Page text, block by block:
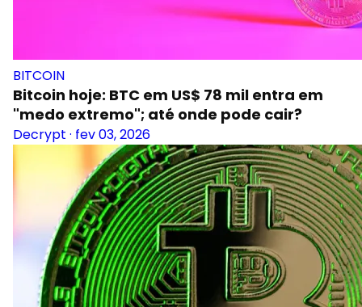
BITCOIN
Bitcoin hoje: BTC em US$ 78 mil entra em
"medo extremo"; até onde pode cair?
Decrypt · fev 03, 2026